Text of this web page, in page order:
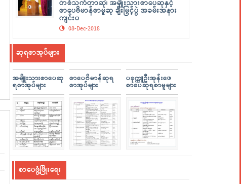
တစ်သက်တာဆု၊ အမျိုးသားစာပေဆုနှင့်
စာပေဗိမာန်စာမူဆု ချီးမြှင့်ပွဲ အခမ်းအနား
ကျင်းပ
08-Dec-2018
ဆုရစာအုပ်များ
အမျိူးသားစာပေဆု
ရစာအုပ်များ
စာပေဗိမာန်ဆုရ
စာအုပ်များ
ပခုက္ကူဦးအုန်းဖေ
စာပေဆုရစာမူများ
စာပေဖွံ့ဖြိုးရေး